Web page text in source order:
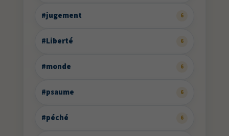
#jugement 6
#Liberté 6
#monde 6
#psaume 6
#péché 6